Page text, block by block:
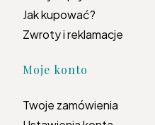
Jak kupować?
Zwroty i reklamacje
Moje konto
Twoje zamówienia